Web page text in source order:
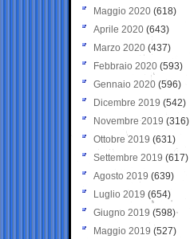
Maggio 2020 (618)
Aprile 2020 (643)
Marzo 2020 (437)
Febbraio 2020 (593)
Gennaio 2020 (596)
Dicembre 2019 (542)
Novembre 2019 (316)
Ottobre 2019 (631)
Settembre 2019 (617)
Agosto 2019 (639)
Luglio 2019 (654)
Giugno 2019 (598)
Maggio 2019 (527)